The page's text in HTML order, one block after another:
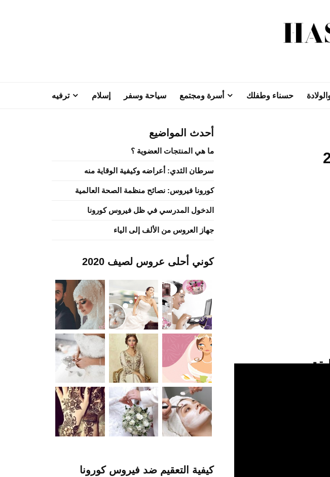
حسناء وطفلك أسرة ومجتمع سياحة وسفر إسلام ترفيه
أحدث المواضيع
ما هي المنتجات العضوية ؟
سرطان الثدي: أعراضه وكيفية الوقاية منه
كورونا فيروس: نصائح منظمة الصحة العالمية
الدخول المدرسي في ظل فيروس كورونا
جهاز العروس من الألف إلى الياء
كوني أحلى عروس لصيف 2020
كيفية التعقيم ضد فيروس كورونا